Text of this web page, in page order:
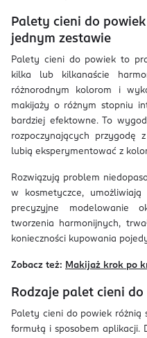
Palety cieni do
jednym zestawie
Palety cieni do powiek to
kilka lub kilkanaście
różnorodnym kolorom i
makijaży o różnym stopniu
bardziej efektowne. To
rozpoczynających
lubią eksperymentować z
Rozwiązują problem
w kosmetyczce,
precyzyjne modelowanie
tworzenia harmonijnych,
konieczności kupowania
Zobacz też: Makijaż krok po
Rodzaje palet cieni
Palety cieni do powiek
formułą i sposobem aplikacji.